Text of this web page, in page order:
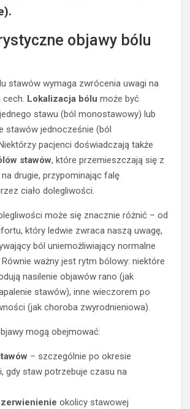
objawy bólu
stawów wymaga zwrócenia uwagi na
cech. Lokalizacja bólu może być
stawu (ból monostawowy) lub
stawów jednocześnie (ból
pacjenci doświadczają także
stawów, które przemieszczają się z
drugie, przypominając falę
ciało dolegliwości.
może się znacznie różnić – od
który ledwie zwraca naszą uwagę,
ból uniemożliwiający normalne
ważny jest rytm bólowy: niektóre
nasilenie objawów rano (jak
stawów), inne wieczorem po
(jak choroba zwyrodnieniowa).
mogą obejmować:
– szczególnie po okresie
gdy staw potrzebuje czasu na
okolicy stawowej